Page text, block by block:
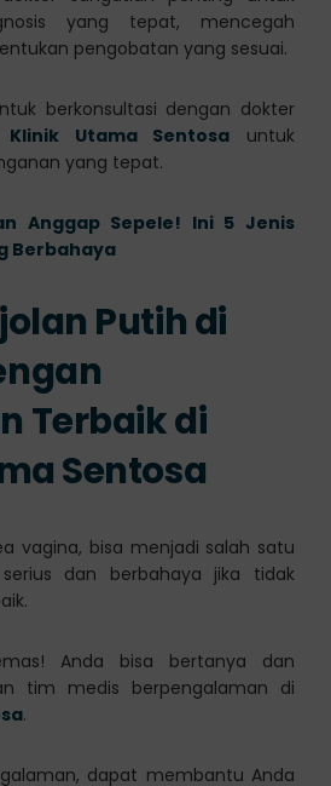
yang tepat, mencegah
pengobatan yang sesuai.
berkonsultasi dengan dokter
Klinik Utama Sentosa untuk
yang tepat.
Anggap Sepele! Ini 5 Jenis
Berbahaya
Putih di
Terbaik di
Sentosa
vagina, bisa menjadi salah satu
dan berbahaya jika tidak
Anda bisa bertanya dan
tim medis berpengalaman di
.
dapat membantu Anda